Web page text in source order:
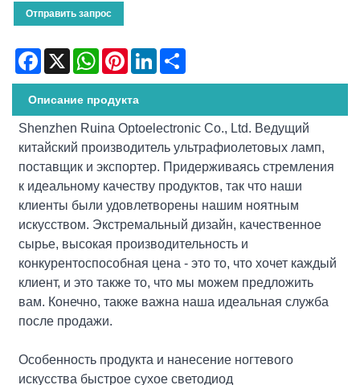
Отправить запрос
Facebook
X WhatsAppPinterestLinkedIn
Описание продукта
Shenzhen Ruina Optoelectronic Co., Ltd. Ведущий
китайский производитель ультрафиолетовых ламп,
поставщик и экспортер. Придерживаясь стремления
к идеальному качеству продуктов, так что наши
клиенты были удовлетворены нашим ноятным
искусством. Экстремальный дизайн, качественное
сырье, высокая производительность и
конкурентоспособная цена - это то, что хочет каждый
клиент, и это также то, что мы можем предложить
вам. Конечно, также важна наша идеальная служба
после продажи.
Особенность продукта и нанесение ногтевого
искусства быстрое сухое светодиод